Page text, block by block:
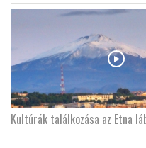
Kultúrák találkozása az Etna